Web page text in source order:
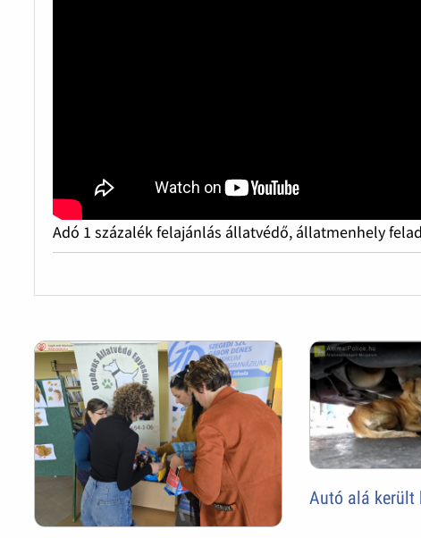
Adó 1 százalék felajánlás állatvédő, állatmenhely
Autó alá került